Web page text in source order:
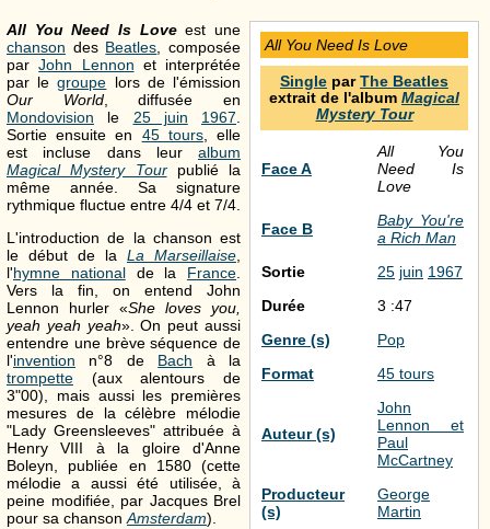
All You Need Is Love
Single parThe Beatles
extrait de l'album Magical
Mystery Tour
Face A
All You
Need Is
Love
Face B
Baby You're
a Rich Man
Sortie
25 juin 1967
Durée
3 :47
Genre (s)
Pop
Format
45 tours
Auteur (s)
John
Lennon et
Paul
McCartney
Producteur
(s)
George
Martin
All You Need Is Loveest une
chanson des Beatles , composée
parJohn Lennon et interprétée
par legroupe lors de l'émission
Our World, diffusée en
Mondovision le 25 juin 1967
Sortie ensuite en 45 tours, elle
est incluse dans leur album
Magical Mystery Tourpublié la
même année. Sa signature
rythmique fluctue entre 4/4 et 7/4.
L'introduction de la chanson est
le début de la La Marseillaise,
l'hymne nationalde la France.
Vers la fin, on entend John
Lennon hurler «She loves you,
yeah yeah yeah». On peut aussi
entendre une brève séquence de
l'invention n°8 de Bach à la
trompette (aux alentours de
3"00), mais aussi les premières
mesures de la célèbre mélodie
"Lady Greensleeves" attribuée à
Henry VIII à la gloire d'Anne
Boleyn, publiée en 1580 (cette
mélodie a aussi été utilisée, à
peine modifiée, par Jacques Brel
pour sa chansonAmsterdam).